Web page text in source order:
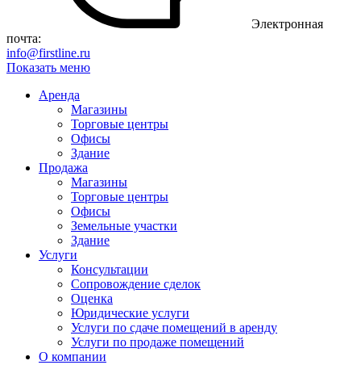
Электронная
почта:
info@firstline.ru
Показать меню
Аренда
Магазины
Торговые центры
Офисы
Здание
Продажа
Магазины
Торговые центры
Офисы
Земельные участки
Здание
Услуги
Консультации
Сопровождение сделок
Оценка
Юридические услуги
Услуги по сдаче помещений в аренду
Услуги по продаже помещений
О компании